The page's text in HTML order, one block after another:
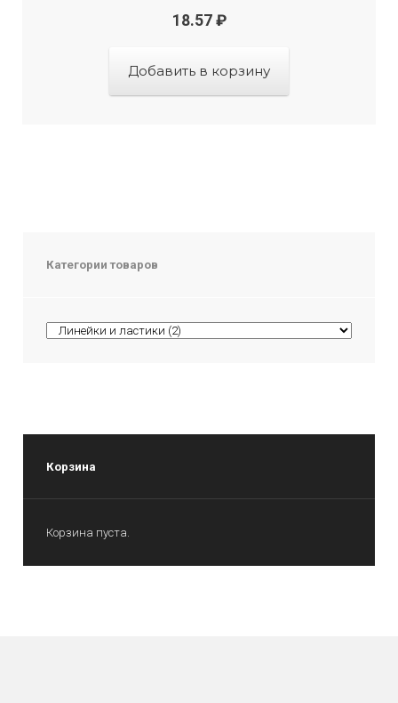
18.57 ₽
Добавить в корзину
Категории товаров
Корзина
Корзина пуста.